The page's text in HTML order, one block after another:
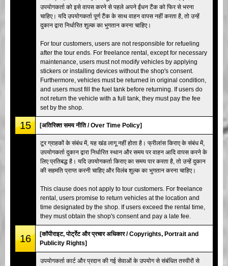
उपयोगकर्ता को इसे वापस करने से पहले अपने ईंधन टैंक को फिर से भरना
चाहिए। यदि उपयोगकर्ता पूर्ण टैंक के साथ वाहन वापस नहीं करता है, तो उन्हें
दुकान द्वारा निर्धारित शुल्क का भुगतान करना चाहिए।
For tour customers, users are not responsible for refueling
after the tour ends. For freelance rental, except for necessary
maintenance, users must not modify vehicles by applying
stickers or installing devices without the shop's consent.
Furthermore, vehicles must be returned in original condition,
and users must fill the fuel tank before returning. If users do
not return the vehicle with a full tank, they must pay the fee
set by the shop.
15 [अतिरिक्त समय नीति / Over Time Policy]
टूर ग्राहकों के संबंध में, यह खंड लागू नहीं होता है। फ्रीलांस किराए के संबंध में,
उपयोगकर्ता दुकान द्वारा निर्धारित स्थान और समय पर वाहन आदि वापस करने के
लिए प्रतिबद्ध है। यदि उपयोगकर्ता किराए का समय पार करता है, तो उन्हें दुकान
की सहमति प्राप्त करनी चाहिए और विलंब शुल्क का भुगतान करना चाहिए।
This clause does not apply to tour customers. For freelance
rental, users promise to return vehicles at the location and
time designated by the shop. If users exceed the rental time,
they must obtain the shop's consent and pay a late fee.
16
[कॉपीराइट, पोर्ट्रेट और प्रचार अधिकार / Copyrights, Portrait and
Publicity Rights]
उपयोगकर्ता कार्ट और प्रदान की गई सेवाओं के उपयोग से संबंधित तस्वीरों से